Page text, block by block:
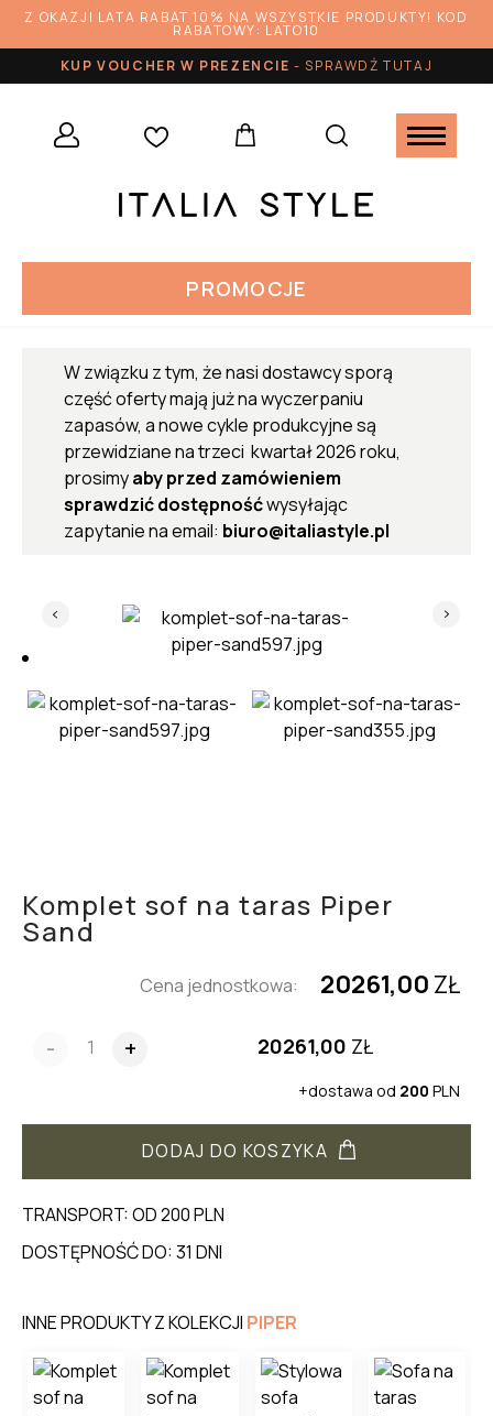
Z OKAZJI LATA RABAT 10% NA WSZYSTKIE PRODUKTY! KOD
RABATOWY: LATO10
KUP VOUCHER W PREZENCIE-SPRAWDŹ TUTAJ
PROMOCJE
W związku z tym, że nasi dostawcy sporą
część oferty mają już na wyczerpaniu
zapasów, a nowe cykle produkcyjne są
przewidziane na trzeci kwartał 2026 roku,
prosimyaby przed zamówieniem
sprawdzić dostępnośćwysyłając
zapytanie na email: biuro@italiastyle.pl
Komplet sof na taras Piper
Sand
Cena jednostkowa: 20261,00 ZŁ
- + 20261,00 ZŁ
+dostawa od 200 PLN
DODAJ DO KOSZYKA
TRANSPORT: OD 200 PLN
DOSTĘPNOŚĆ DO: 31 DNI
INNE PRODUKTY Z KOLEKCJI PIPER